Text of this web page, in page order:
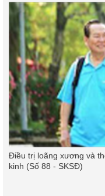
Điều trị loãng xương và
kinh (Số 88 - SKSĐ)